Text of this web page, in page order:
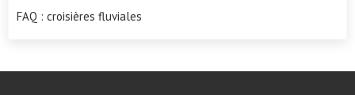
FAQ : croisières fluviales